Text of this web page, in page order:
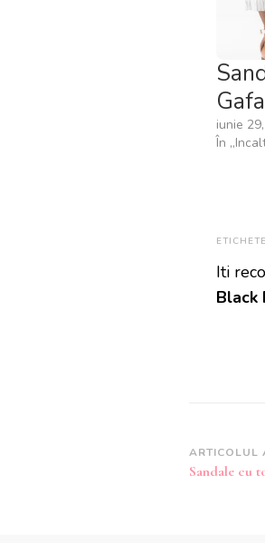
iunie
În
Iti
Black
în
ARTICOLUL
Sandale cu